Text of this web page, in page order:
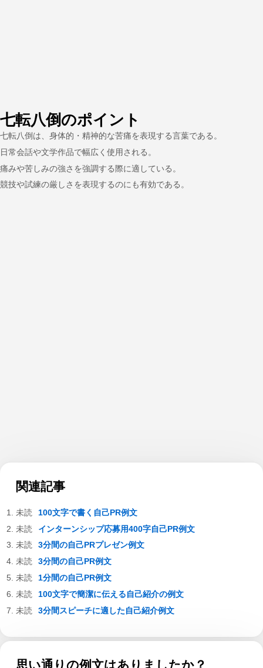
七転八倒のポイント
七転八倒は、身体的・精神的な苦痛を表現する言葉である。
日常会話や文学作品で幅広く使用される。
痛みや苦しみの強さを強調する際に適している。
競技や試練の厳しさを表現するのにも有効である。
関連記事
100文字で書く自己PR例文
インターンシップ応募用400字自己PR例文
3分間の自己PRプレゼン例文
3分間の自己PR例文
1分間の自己PR例文
100文字で簡潔に伝える自己紹介の例文
3分間スピーチに適した自己紹介例文
思い通りの例文はありましたか？